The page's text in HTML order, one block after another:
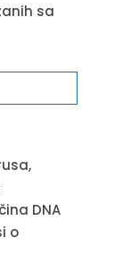
sa
DNA
o